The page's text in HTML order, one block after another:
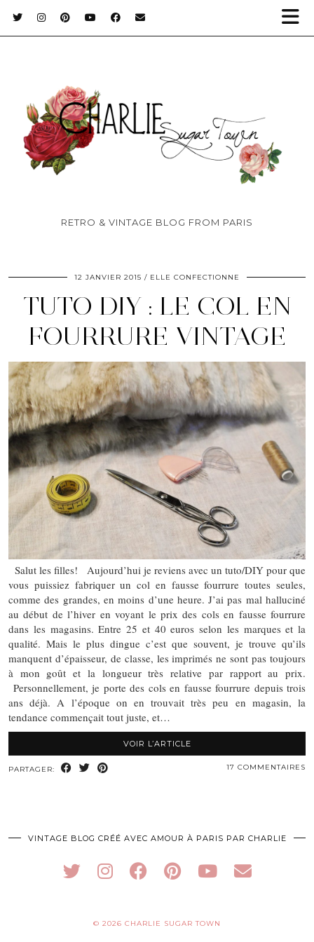
RETRO & VINTAGE BLOG FROM PARIS
12 JANVIER 2015 ELLE CONFECTIONNE
TUTO DIY : LE COL EN
FOURRURE VINTAGE
Salut les filles! Aujourd’hui je reviens avec un tuto/DIY pour que
vous puissiez fabriquer un col en fausse fourrure toutes seules,
comme des grandes, en moins d’une heure. J’ai pas mal halluciné
au début de l’hiver en voyant le prix des cols en fausse fourrure
dans les magasins. Entre 25 et 40 euros selon les marques et la
qualité. Mais le plus dingue c’est que souvent, je trouve qu’ils
manquent d’épaisseur, de classe, les imprimés ne sont pas toujours
à mon goût et la longueur très relative par rapport au prix.
Personnellement, je porte des cols en fausse fourrure depuis trois
ans déjà. A l’époque on en trouvait très peu en magasin, la
tendance commençait tout juste, et…
VOIR L’ARTICLE
PARTAGER: 17 COMMENTAIRES
VINTAGE BLOG CRÉÉ AVEC AMOUR À PARIS PAR CHARLIE
© 2026 CHARLIE SUGAR TOWN